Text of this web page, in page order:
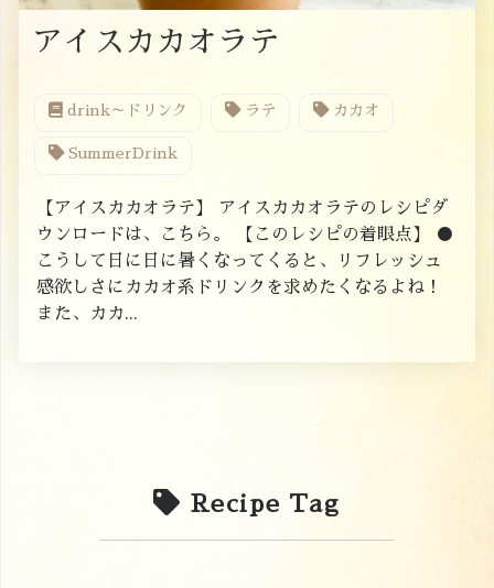
アイスカカオラテ
drink～ドリンク ラテ カカオ
SummerDrink
【アイスカカオラテ】 アイスカカオラテのレシピダ
ウンロードは、こちら。 【このレシピの着眼点】 ●
こうして日に日に暑くなってくると、リフレッシュ
感欲しさにカカオ系ドリンクを求めたくなるよね！
また、カカ...
Recipe Tag